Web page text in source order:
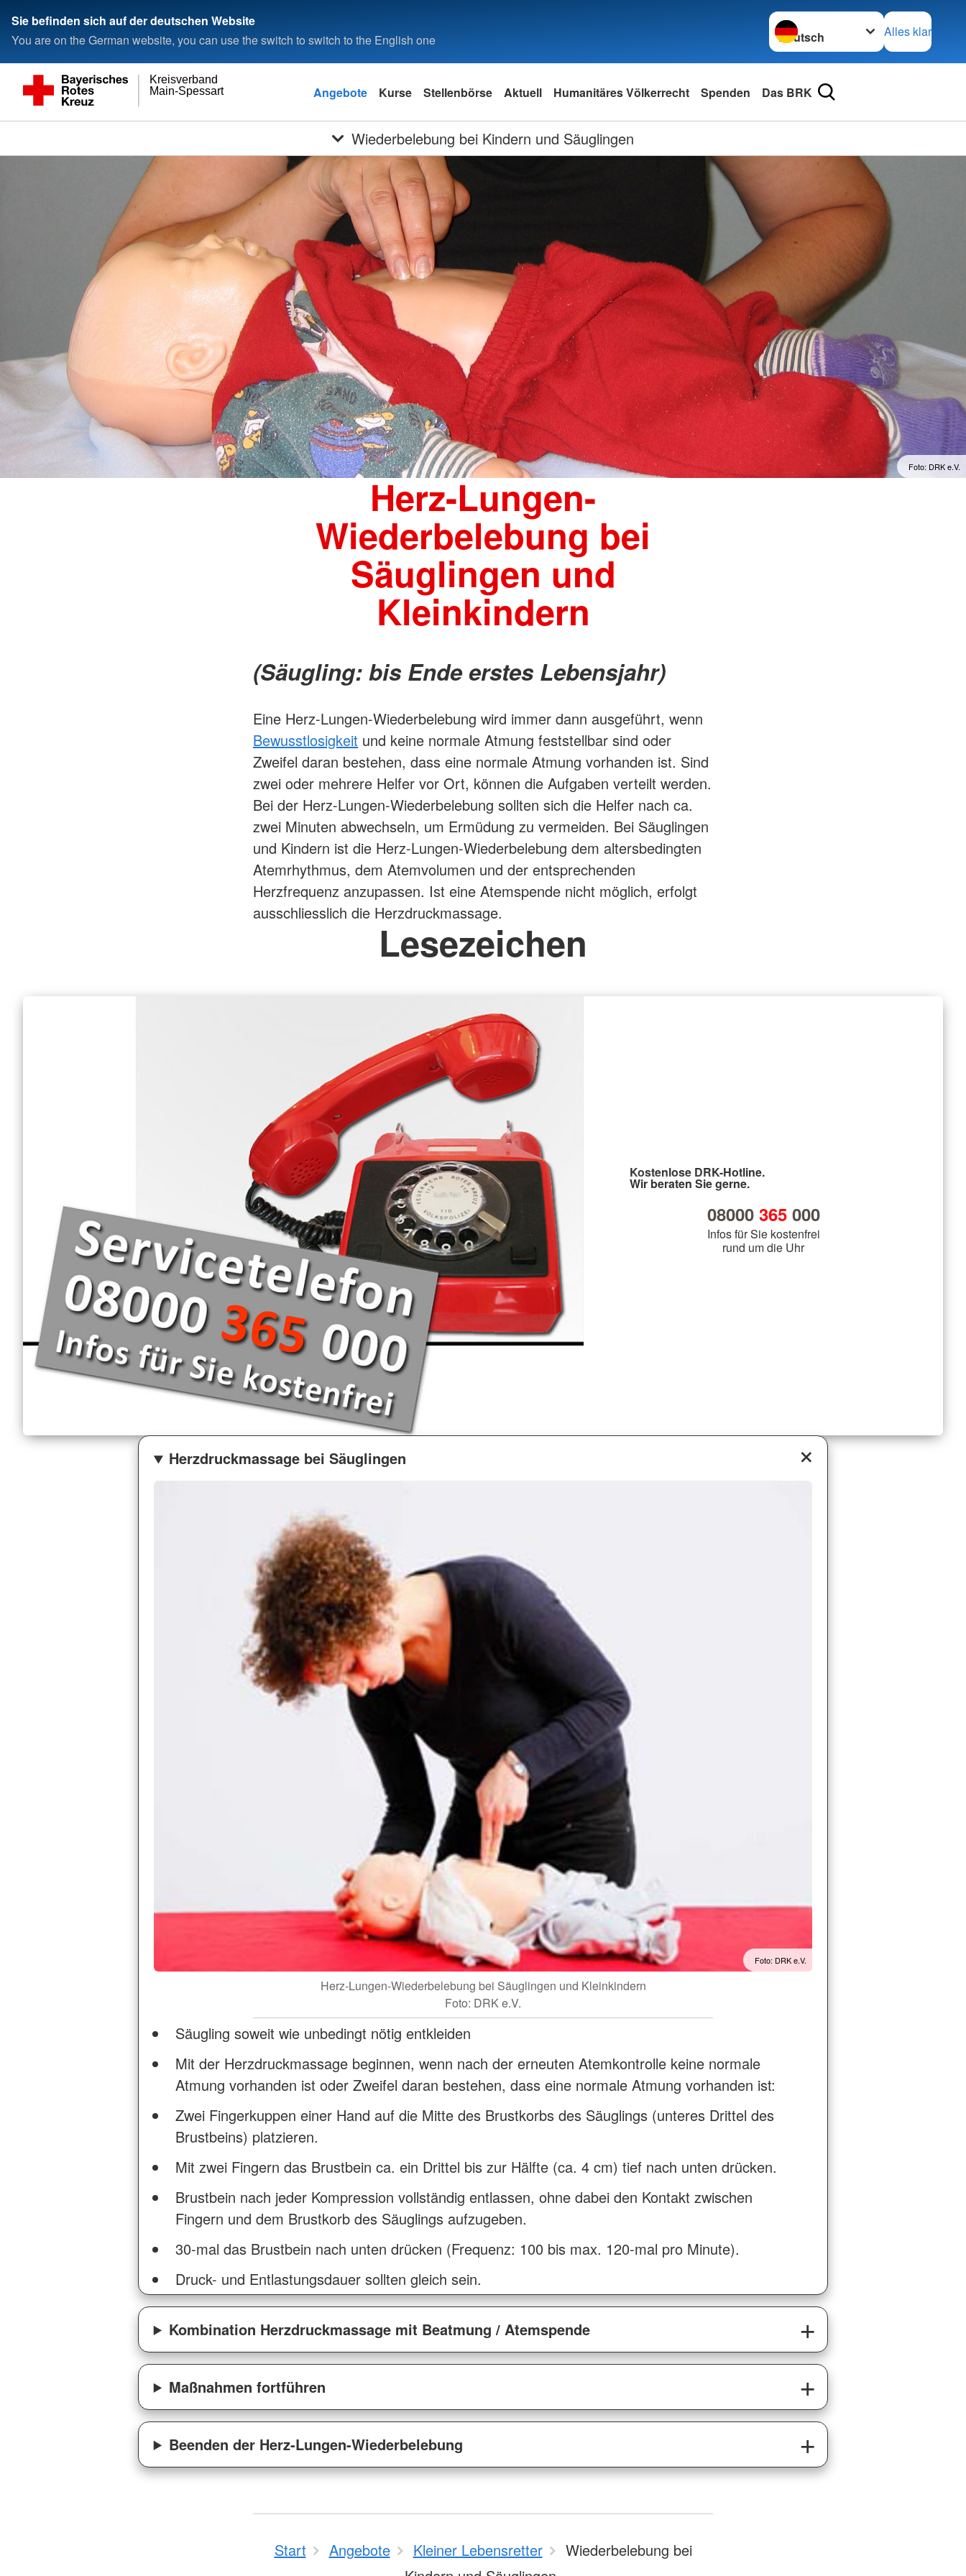
Sie befinden sich auf der deutschen Website
You are on the German website, you can use the switch to switch to the English one
Sprache wechseln zu
Alles klar
Main-Spessart
Kreisverband
Angebote Kurse Stellenbörse Aktuell Humanitäres Völkerrecht Spenden Das BRK
Wiederbelebung bei Kindern und Säuglingen
Foto: DRK e.V.
Herz-Lungen-
Wiederbelebung bei
Säuglingen und
Kleinkindern
(Säugling: bis Ende erstes Lebensjahr)
Eine Herz-Lungen-Wiederbelebung wird immer dann ausgeführt, wenn
Bewusstlosigkeit und keine normale Atmung feststellbar sind oder
Zweifel daran bestehen, dass eine normale Atmung vorhanden ist. Sind
zwei oder mehrere Helfer vor Ort, können die Aufgaben verteilt werden.
Bei der Herz-Lungen-Wiederbelebung sollten sich die Helfer nach ca.
zwei Minuten abwechseln, um Ermüdung zu vermeiden. Bei Säuglingen
und Kindern ist die Herz-Lungen-Wiederbelebung dem altersbedingten
Atemrhythmus, dem Atemvolumen und der entsprechenden
Herzfrequenz anzupassen. Ist eine Atemspende nicht möglich, erfolgt
ausschliesslich die Herzdruckmassage.
Lesezeichen
Kostenlose DRK-Hotline.
Wir beraten Sie gerne.
08000 365000
Infos für Sie kostenfrei
rund um die Uhr
Herzdruckmassage bei Säuglingen
Foto: DRK e.V.
Herz-Lungen-Wiederbelebung bei Säuglingen und Kleinkindern
Foto: DRK e.V.
Säugling soweit wie unbedingt nötig entkleiden
Mit der Herzdruckmassage beginnen, wenn nach der erneuten Atemkontrolle keine normale
Atmung vorhanden ist oder Zweifel daran bestehen, dass eine normale Atmung vorhanden ist:
Zwei Fingerkuppen einer Hand auf die Mitte des Brustkorbs des Säuglings (unteres Drittel des
Brustbeins) platzieren.
Mit zwei Fingern das Brustbein ca. ein Drittel bis zur Hälfte (ca. 4 cm) tief nach unten drücken.
Brustbein nach jeder Kompression vollständig entlassen, ohne dabei den Kontakt zwischen
Fingern und dem Brustkorb des Säuglings aufzugeben.
30-mal das Brustbein nach unten drücken (Frequenz: 100 bis max. 120-mal pro Minute).
Druck- und Entlastungsdauer sollten gleich sein.
Kombination Herzdruckmassage mit Beatmung / Atemspende
Maßnahmen fortführen
Beenden der Herz-Lungen-Wiederbelebung
Start Angebote Kleiner Lebensretter
Wiederbelebung bei